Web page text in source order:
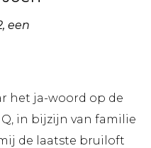
een
het ja-woord op de
in bijzijn van familie
de laatste bruiloft